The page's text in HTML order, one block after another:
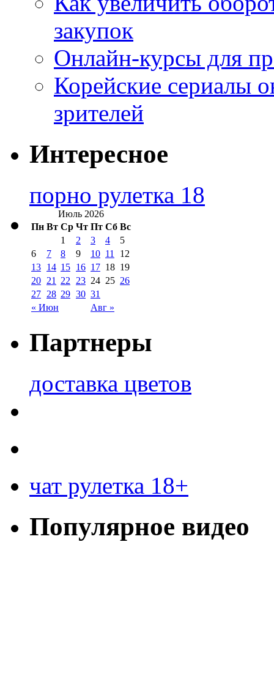
закупок
Онлайн-курсы для
Корейские сериалы
зрителей
Интересное
порно рулетка 18
Июль 2026
Пн Вт Ср Чт Пт Сб Вс
« Июн Авг »
1 2 3 4
5
6
7 8 9 10 11
12
13 14 15 16 17 18 19
20 21 22 23 24 25 26
27 28 29 30 31
Партнеры
доставка цветов
чат рулетка 18+
Популярное видео